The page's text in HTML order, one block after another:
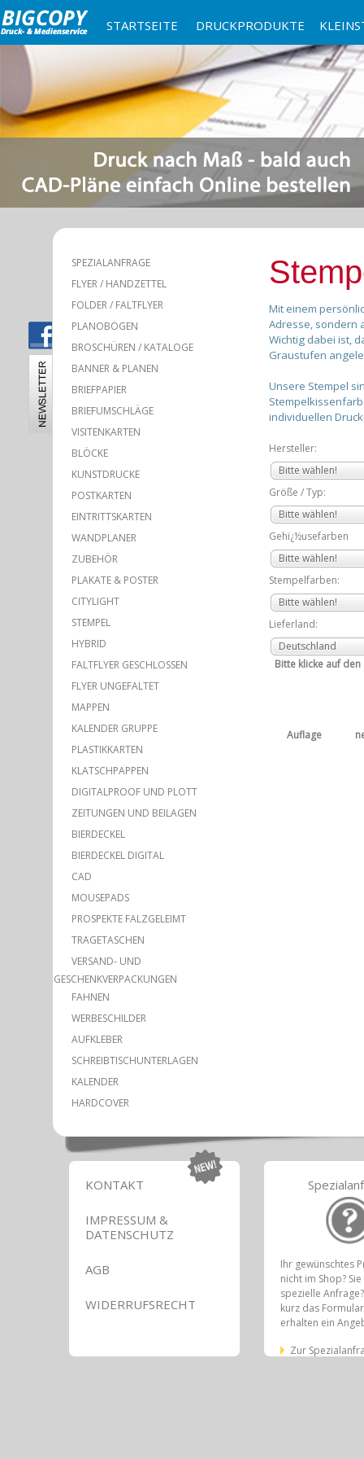
STARTSEITE DRUCKPRODUKTE
SPEZIALANFRAGE
FLYER / HANDZETTEL
FOLDER / FALTFLYER
PLANOBOGEN
BROSCHÜREN / KATALOGE
BANNER & PLANEN
BRIEFPAPIER
BRIEFUMSCHLÄGE
VISITENKARTEN
BLÖCKE
KUNSTDRUCKE
POSTKARTEN
EINTRITTSKARTEN
WANDPLANER
ZUBEHÖR
PLAKATE & POSTER
CITYLIGHT
STEMPEL
HYBRID
FALTFLYER GESCHLOSSEN
FLYER UNGEFALTET
MAPPEN
KALENDER GRUPPE
PLASTIKKARTEN
KLATSCHPAPPEN
DIGITALPROOF UND PLOTT
ZEITUNGEN UND BEILAGEN
BIERDECKEL
BIERDECKEL DIGITAL
CAD
MOUSEPADS
PROSPEKTE FALZGELEIMT
TRAGETASCHEN
VERSAND- UND
GESCHENKVERPACKUNGEN
FAHNEN
WERBESCHILDER
AUFKLEBER
SCHREIBTISCHUNTERLAGEN
KALENDER
HARDCOVER
Mit einem
Adresse, sondern
Wichtig dabei ist,
Graustufen
Unsere Stempel
individuellen
Hersteller:
Bitte wählen!
Größe / Typ:
Bitte wählen!
Gehï¿½usefarben
Bitte wählen!
Stempelfarben:
Bitte wählen!
Lieferland:
Deutschland
Bitte klicke auf
Auflage
KONTAKT
IMPRESSUM &
DATENSCHUTZ
AGB
WIDERRUFSRECHT
Ihr gewünschtes
nicht im Shop?
spezielle
kurz das
erhalten ein
Zur